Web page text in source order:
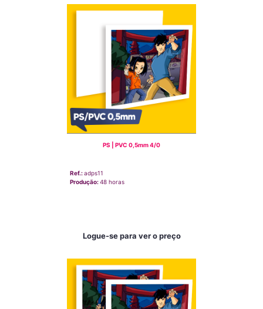
PS | PVC 0,5mm 4/0
Ref.:adps11
Produção:48 horas
Logue-se para ver o preço